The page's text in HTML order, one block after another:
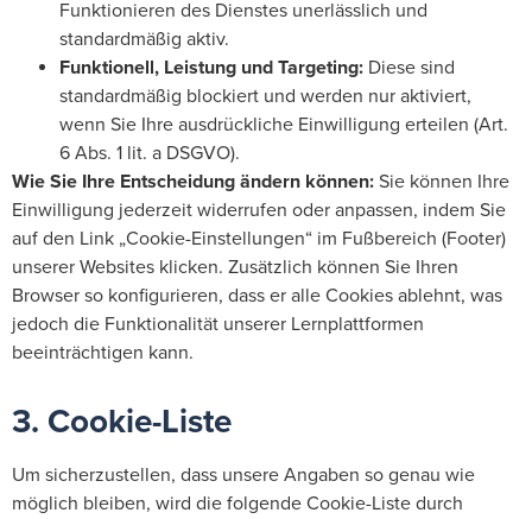
Funktionieren des Dienstes unerlässlich und
standardmäßig aktiv.
Funktionell, Leistung und Targeting: Diese sind
standardmäßig blockiert und werden nur aktiviert,
wenn Sie Ihre ausdrückliche Einwilligung erteilen (Art.
6 Abs. 1 lit. a DSGVO).
Wie Sie Ihre Entscheidung ändern können: Sie können Ihre
Einwilligung jederzeit widerrufen oder anpassen, indem Sie
auf den Link „Cookie-Einstellungen“ im Fußbereich (Footer)
unserer Websites klicken. Zusätzlich können Sie Ihren
Browser so konfigurieren, dass er alle Cookies ablehnt, was
jedoch die Funktionalität unserer Lernplattformen
beeinträchtigen kann.
3. Cookie-Liste
Um sicherzustellen, dass unsere Angaben so genau wie
möglich bleiben, wird die folgende Cookie-Liste durch